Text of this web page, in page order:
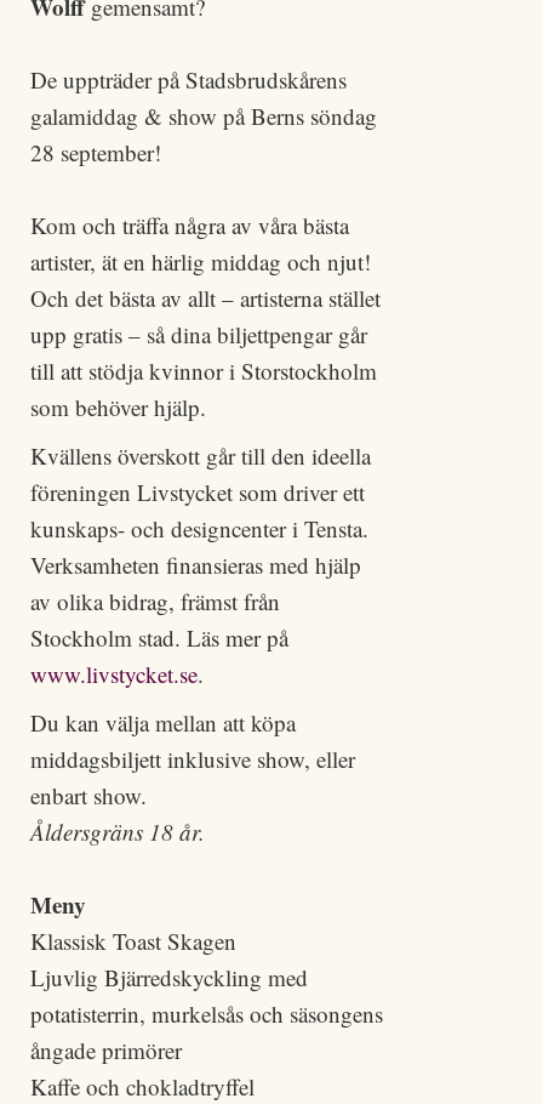
Wolffgemensamt?
De uppträder på Stadsbrudskårens
galamiddag & show på Berns söndag
28 september!
Kom och träffa några av våra bästa
artister, ät en härlig middag och njut!
Och det bästa av allt – artisterna stället
upp gratis – så dina biljettpengar går
till att stödja kvinnor i Storstockholm
som behöver hjälp.
Kvällens överskott går till den ideella
föreningen Livstycket som driver ett
kunskaps- och designcenter i Tensta.
Verksamheten finansieras med hjälp
av olika bidrag, främst från
Stockholm stad. Läs mer på
www.livstycket.se.
Du kan välja mellan att köpa
middagsbiljett inklusive show, eller
enbart show.
Åldersgräns 18 år.
Meny
Klassisk Toast Skagen
Ljuvlig Bjärredskyckling med
potatisterrin, murkelsås och säsongens
ångade primörer
Kaffe och chokladtryffel